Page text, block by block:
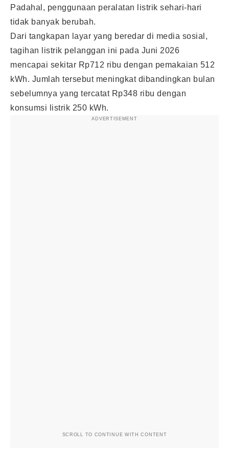
Padahal, penggunaan peralatan listrik sehari-hari
tidak banyak berubah.
Dari tangkapan layar yang beredar di media sosial,
tagihan listrik pelanggan ini pada Juni 2026
mencapai sekitar Rp712 ribu dengan pemakaian 512
kWh. Jumlah tersebut meningkat dibandingkan bulan
sebelumnya yang tercatat Rp348 ribu dengan
konsumsi listrik 250 kWh.
ADVERTISEMENT
SCROLL TO CONTINUE WITH CONTENT